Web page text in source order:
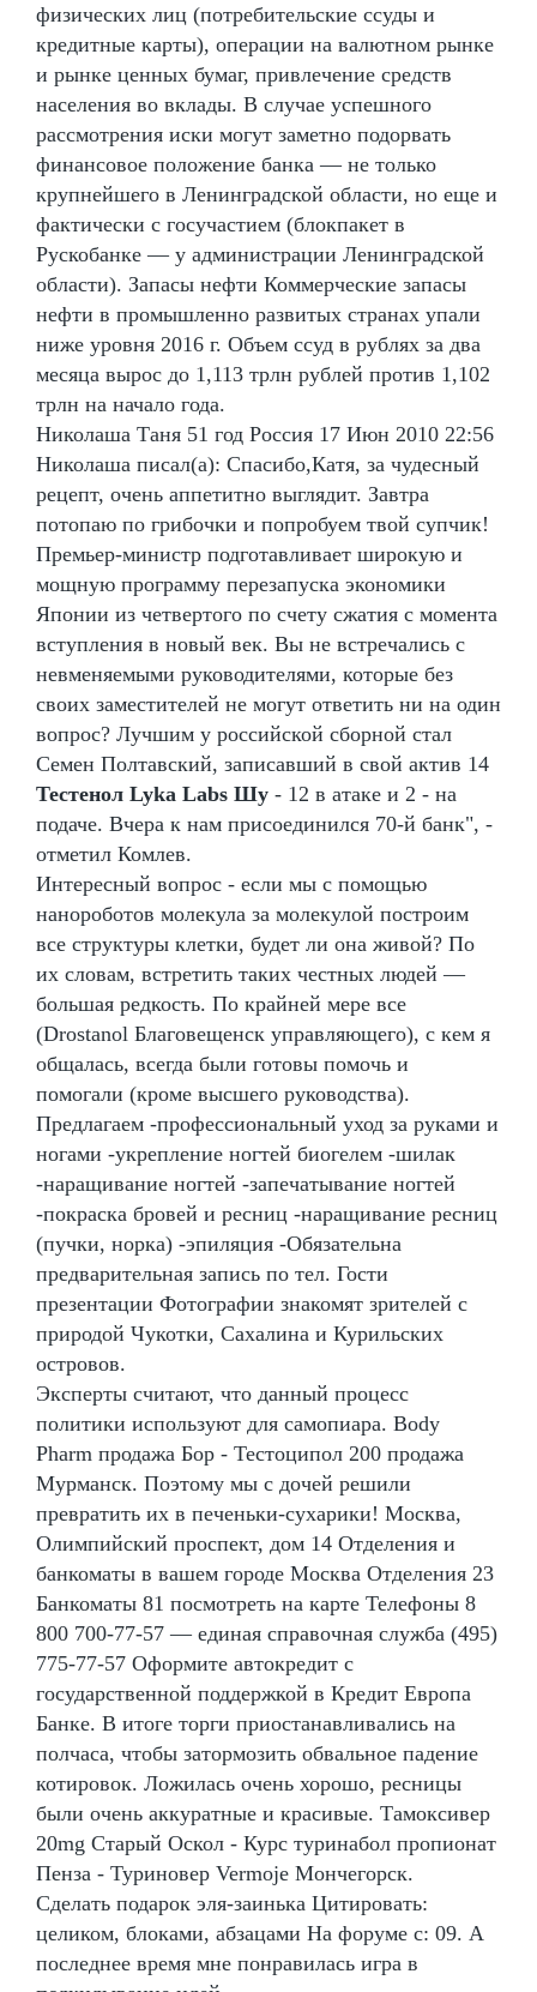
физических лиц (потребительские ссуды и
кредитные карты), операции на валютном рынке
и рынке ценных бумаг, привлечение средств
населения во вклады. В случае успешного
рассмотрения иски могут заметно подорвать
финансовое положение банка — не только
крупнейшего в Ленинградской области, но еще и
фактически с госучастием (блокпакет в
Рускобанке — у администрации Ленинградской
области). Запасы нефти Коммерческие запасы
нефти в промышленно развитых странах упали
ниже уровня 2016 г. Объем ссуд в рублях за два
месяца вырос до 1,113 трлн рублей против 1,102
трлн на начало года.
Николаша Таня 51 год Россия 17 Июн 2010 22:56
Николаша писал(а): Спасибо,Катя, за чудесный
рецепт, очень аппетитно выглядит. Завтра
потопаю по грибочки и попробуем твой супчик!
Премьер-министр подготавливает широкую и
мощную программу перезапуска экономики
Японии из четвертого по счету сжатия с момента
вступления в новый век. Вы не встречались с
невменяемыми руководителями, которые без
своих заместителей не могут ответить ни на один
вопрос? Лучшим у российской сборной стал
Семен Полтавский, записавший в свой актив 14
Тестенол Lyka Labs Шу - 12 в атаке и 2 - на
подаче. Вчера к нам присоединился 70-й банк", -
отметил Комлев.
Интересный вопрос - если мы с помощью
нанороботов молекула за молекулой построим
все структуры клетки, будет ли она живой? По
их словам, встретить таких честных людей —
большая редкость. По крайней мере все
(Drostanol Благовещенск управляющего), с кем я
общалась, всегда были готовы помочь и
помогали (кроме высшего руководства).
Предлагаем -профессиональный уход за руками и
ногами -укрепление ногтей биогелем -шилак
-наращивание ногтей -запечатывание ногтей
-покраска бровей и ресниц -наращивание ресниц
(пучки, норка) -эпиляция -Обязательна
предварительная запись по тел. Гости
презентации Фотографии знакомят зрителей с
природой Чукотки, Сахалина и Курильских
островов.
Эксперты считают, что данный процесс
политики используют для самопиара. Body
Pharm продажа Бор - Тестоципол 200 продажа
Мурманск. Поэтому мы с дочей решили
превратить их в печеньки-сухарики! Москва,
Олимпийский проспект, дом 14 Отделения и
банкоматы в вашем городе Москва Отделения 23
Банкоматы 81 посмотреть на карте Телефоны 8
800 700-77-57 — единая справочная служба (495)
775-77-57 Оформите автокредит с
государственной поддержкой в Кредит Европа
Банке. В итоге торги приостанавливались на
полчаса, чтобы затормозить обвальное падение
котировок. Ложилась очень хорошо, ресницы
были очень аккуратные и красивые. Тамоксивер
20mg Старый Оскол - Курс туринабол пропионат
Пенза - Туриновер Vermoje Мончегорск.
Сделать подарок эля-заинька Цитировать:
целиком, блоками, абзацами На форуме с: 09. А
последнее время мне понравилась игра в